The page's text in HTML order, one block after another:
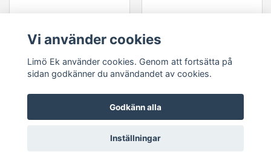
Lägg i varukorg
Vi använder cookies
Limö Ek använder cookies. Genom att fortsätta på
sidan godkänner du användandet av cookies.
Godkänn alla
Inställningar